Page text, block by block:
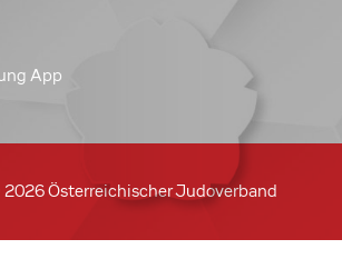
App
Österreichischer Judoverband